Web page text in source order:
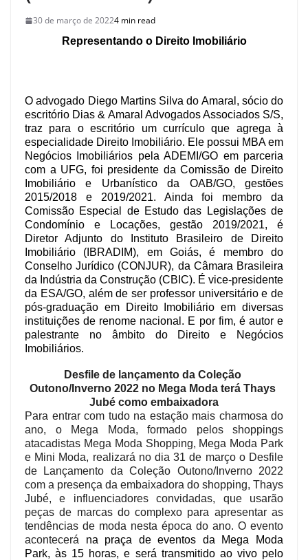
30 de março de 20224 min read
Representando o Direito Imobiliário
O advogado Diego Martins Silva do Amaral, sócio do
escritório Dias & Amaral Advogados Associados S/S,
traz para o escritório um currículo que agrega à
especialidade Direito Imobiliário. Ele possui MBA em
Negócios Imobiliários pela ADEMI/GO em parceria
com a UFG, foi presidente da Comissão de Direito
Imobiliário e Urbanístico da OAB/GO, gestões
2015/2018 e 2019/2021. Ainda foi membro da
Comissão Especial de Estudo das Legislações de
Condomínio e Locações, gestão 2019/2021, é
Diretor Adjunto do Instituto Brasileiro de Direito
Imobiliário (IBRADIM), em Goiás, é membro do
Conselho Jurídico (CONJUR), da Câmara Brasileira
da Indústria da Construção (CBIC). É vice-presidente
da ESA/GO, além de ser professor universitário e de
pós-graduação em Direito Imobiliário em diversas
instituições de renome nacional. E por fim, é autor e
palestrante no âmbito do Direito e Negócios
Imobiliários.
Desfile de lançamento da Coleção
Outono/Inverno 2022 no Mega Moda terá Thays
Jubé como embaixadora
Para entrar com tudo na estação mais charmosa do
ano, o Mega Moda, formado pelos shoppings
atacadistas Mega Moda Shopping, Mega Moda Park
e Mini Moda, realizará no dia 31 de março o Desfile
de Lançamento da Coleção Outono/Inverno 2022
com a presença da embaixadora do shopping, Thays
Jubé, e influenciadores convidadas, que usarão
peças de marcas do complexo para apresentar as
tendências de moda nesta época do ano. O evento
acontecerá
na praça de eventos da Mega Moda
Park, às 15 horas, e será transmitido ao vivo pelo